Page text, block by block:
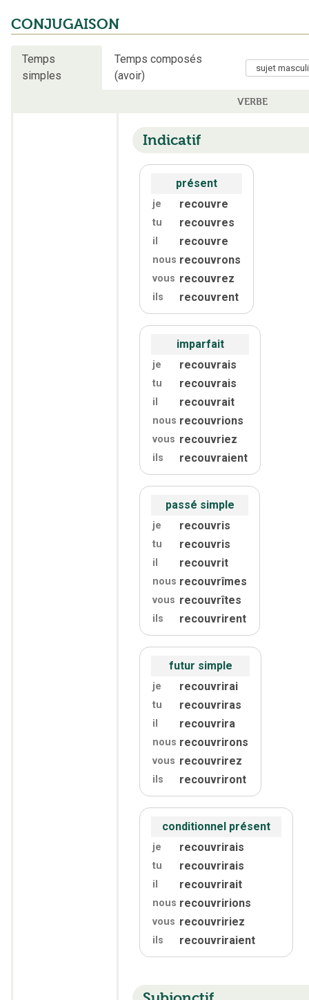
CONJUGAISON
Temps
simples
Temps composés
(avoir)
VERBE
Indicatif
présent
je recouvre
tu recouvres
il recouvre
nous recouvrons
vous recouvrez
ils recouvrent
imparfait
je recouvrais
tu recouvrais
il recouvrait
nous recouvrions
vous recouvriez
ils recouvraient
passé simple
je recouvris
tu recouvris
il recouvrit
nous recouvrîmes
vous recouvrîtes
ils recouvrirent
futur simple
je recouvrirai
tu recouvriras
il recouvrira
nous recouvrirons
vous recouvrirez
ils recouvriront
conditionnel présent
je recouvrirais
tu recouvrirais
il recouvrirait
nous recouvririons
vous recouvririez
ils recouvriraient